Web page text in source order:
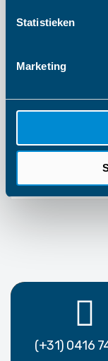
Statistieken
Marketing
Vanaf
1
(+31) 0416